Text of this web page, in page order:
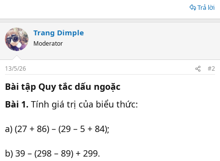
Trả lời
Trang Dimple
Moderator
13/5/26 #2
Bài tập Quy tắc dấu ngoặc
Bài 1. Tính giá trị của biểu thức:
a) (27 + 86) – (29 – 5 + 84);
b) 39 – (298 – 89) + 299.